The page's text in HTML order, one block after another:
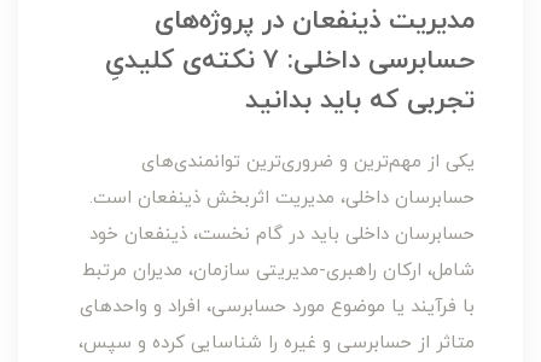
مدیریت ذینفعان در پروژه‌های
حسابرسی داخلی: ۷ نکته‌ی کلیدیِ
تجربی که باید بدانید
یکی از مهم‌ترین و ضروری‌ترین توانمندی‌های
حسابرسان داخلی، مدیریت اثربخش ذینفعان است.
حسابرسان داخلی باید در گام نخست، ذینفعان خود
شامل، ارکان راهبری-مدیریتی سازمان، مدیران مرتبط
با فرآیند یا موضوع مورد حسابرسی، افراد و واحدهای
متاثر از حسابرسی و غیره را شناسایی کرده و سپس،